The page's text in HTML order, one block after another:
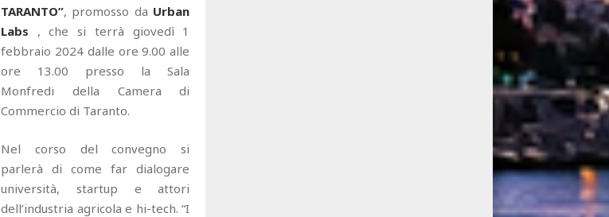
TARANTO”, promosso da Urban
Labs , che si terrà giovedì 1
febbraio 2024 dalle ore 9.00 alle
ore 13.00 presso la Sala
Monfredi della Camera di
Commercio di Taranto.
Nel corso del convegno si
parlerà di come far dialogare
università, startup e attori
dell’industria agricola e hi-tech. “I